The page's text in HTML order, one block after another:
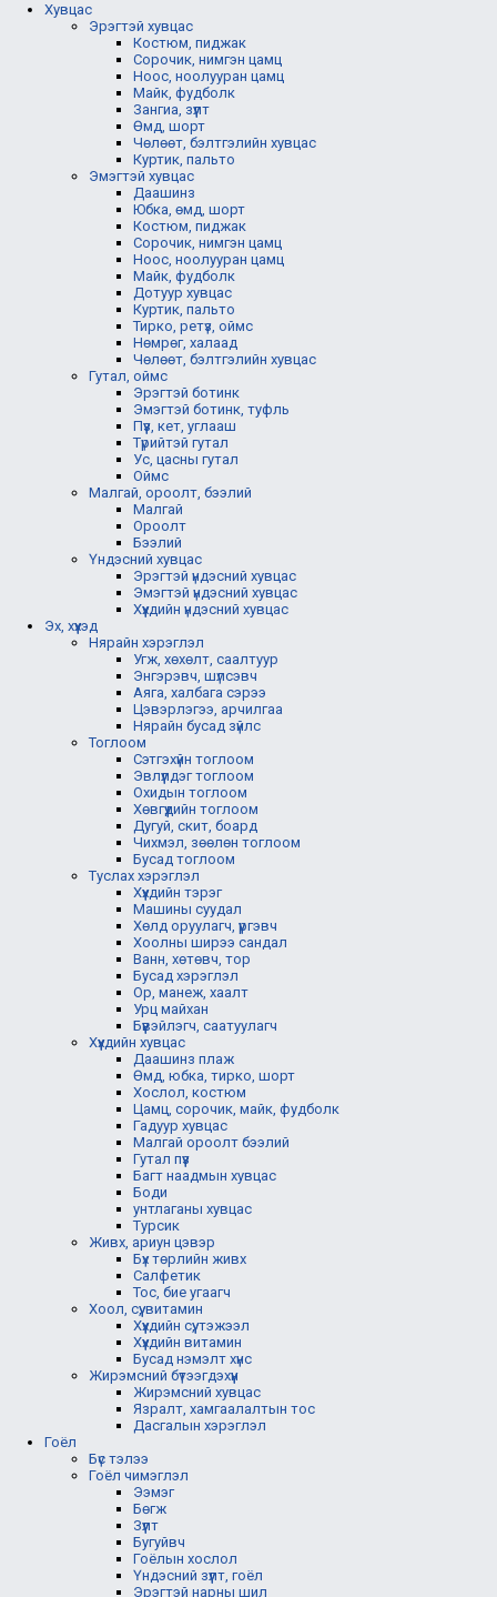
Хувцас
Эрэгтэй хувцас
Костюм, пиджак
Сорочик, нимгэн цамц
Ноос, ноолууран цамц
Майк, фудболк
Зангиа, зүүлт
Өмд, шорт
Чөлөөт, бэлтгэлийн хувцас
Куртик, пальто
Эмэгтэй хувцас
Даашинз
Юбка, өмд, шорт
Костюм, пиджак
Сорочик, нимгэн цамц
Ноос, ноолууран цамц
Майк, фудболк
Дотуур хувцас
Куртик, пальто
Тирко, ретүз, оймс
Нөмрөг, халаад
Чөлөөт, бэлтгэлийн хувцас
Гутал, оймс
Эрэгтэй ботинк
Эмэгтэй ботинк, туфль
Пүүз, кет, углааш
Түрийтэй гутал
Ус, цасны гутал
Оймс
Малгай, ороолт, бээлий
Малгай
Ороолт
Бээлий
Үндэсний хувцас
Эрэгтэй үндэсний хувцас
Эмэгтэй үндэсний хувцас
Хүүхдийн үндэсний хувцас
Эх, хүүхэд
Нярайн хэрэглэл
Угж, хөхөлт, саалтуур
Энгэрэвч, шүлсэвч
Аяга, халбага сэрээ
Цэвэрлэгээ, арчилгаа
Нярайн бусад зүйлс
Тоглоом
Сэтгэхүйн тоглоом
Эвлүүлдэг тоглоом
Охидын тоглоом
Хөвгүүдийн тоглоом
Дугуй, скит, боард
Чихмэл, зөөлөн тоглоом
Бусад тоглоом
Туслах хэрэглэл
Хүүхдийн тэрэг
Машины суудал
Хөлд оруулагч, үүргэвч
Хоолны ширээ сандал
Ванн, хөтөвч, тор
Бусад хэрэглэл
Ор, манеж, хаалт
Урц майхан
Бүүвэйлэгч, саатуулагч
Хүүхдийн хувцас
Даашинз плаж
Өмд, юбка, тирко, шорт
Хослол, костюм
Цамц, сорочик, майк, фудболк
Гадуур хувцас
Малгай ороолт бээлий
Гутал пүүз
Багт наадмын хувцас
Боди
унтлаганы хувцас
Турсик
Живх, ариун цэвэр
Бүх төрлийн живх
Салфетик
Тос, бие угаагч
Хоол, сүү, витамин
Хүүхдийн сүү, тэжээл
Хүүхдийн витамин
Бусад нэмэлт хүнс
Жирэмсний бүтээгдэхүүн
Жирэмсний хувцас
Язралт, хамгаалалтын тос
Дасгалын хэрэглэл
Гоёл
Бүс тэлээ
Гоёл чимэглэл
Ээмэг
Бөгж
Зүүлт
Бугуйвч
Гоёлын хослол
Үндэсний зүүлт, гоёл
Эрэгтэй нарны шил